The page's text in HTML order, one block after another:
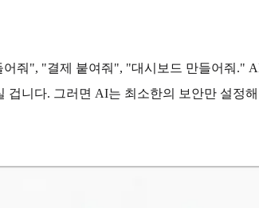
줘", "결제 붙여줘", "대시보드 만들어줘."
니다. 그러면 AI는 최소한의 보안만 설정